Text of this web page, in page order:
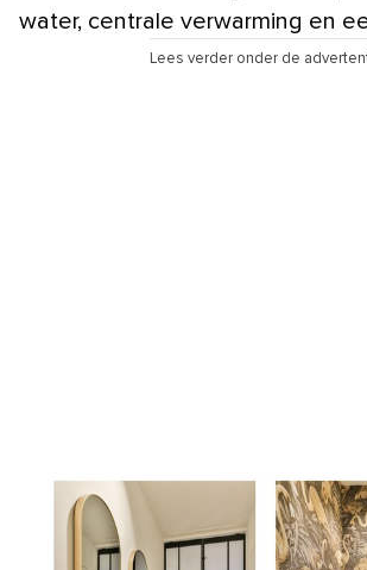
water, centrale verwarming en
Lees verder onder de